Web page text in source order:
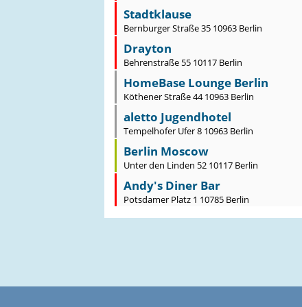
Stadtklause
Bernburger Straße 35 10963 Berlin
Drayton
Behrenstraße 55 10117 Berlin
HomeBase Lounge Berlin
Köthener Straße 44 10963 Berlin
aletto Jugendhotel
Tempelhofer Ufer 8 10963 Berlin
Berlin Moscow
Unter den Linden 52 10117 Berlin
Andy's Diner Bar
Potsdamer Platz 1 10785 Berlin